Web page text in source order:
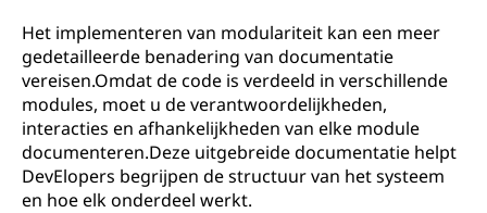
Het implementeren van modulariteit kan een meer
gedetailleerde benadering van documentatie
vereisen.Omdat de code is verdeeld in verschillende
modules, moet u de verantwoordelijkheden,
interacties en afhankelijkheden van elke module
documenteren.Deze uitgebreide documentatie helpt
DevElopers begrijpen de structuur van het systeem
en hoe elk onderdeel werkt.